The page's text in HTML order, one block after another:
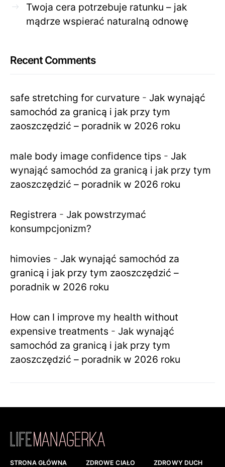
Twoja cera potrzebuje ratunku – jak
mądrze wspierać naturalną odnowę
Recent Comments
safe stretching for curvature - Jak wynająć
samochód za granicą i jak przy tym
zaoszczędzić – poradnik w 2026 roku
male body image confidence tips - Jak
wynająć samochód za granicą i jak przy tym
zaoszczędzić – poradnik w 2026 roku
Registrera - Jak powstrzymać
konsumpcjonizm?
himovies - Jak wynająć samochód za
granicą i jak przy tym zaoszczędzić –
poradnik w 2026 roku
How can I improve my health without
expensive treatments - Jak wynająć
samochód za granicą i jak przy tym
zaoszczędzić – poradnik w 2026 roku
STRONA GŁÓWNA ZDROWE CIAŁO ZDROWY DUCH